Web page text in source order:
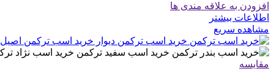
افزودن به علاقه مندی ها
اطلاعات بیشتر
مشاهده سریع
مقایسه